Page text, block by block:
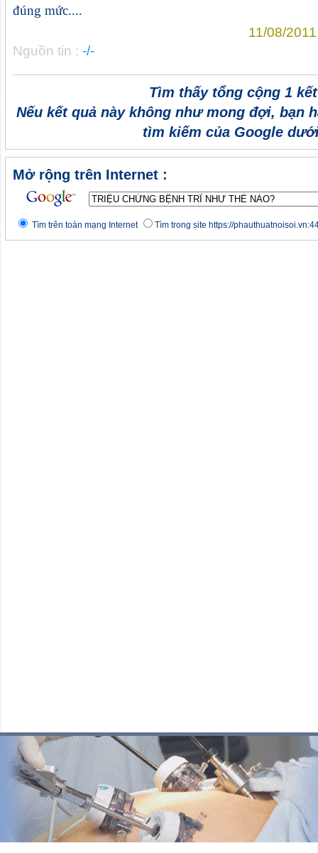
đúng mức....
11/08/
Nguồn tin : -/-
Tìm thấy tổng cộng 1
Nếu kết quả này không như mong đợi, bạn
tìm kiếm của Google
Mở rộng trên Internet :
Tìm trên toàn mạng Internet Tìm trong site https://